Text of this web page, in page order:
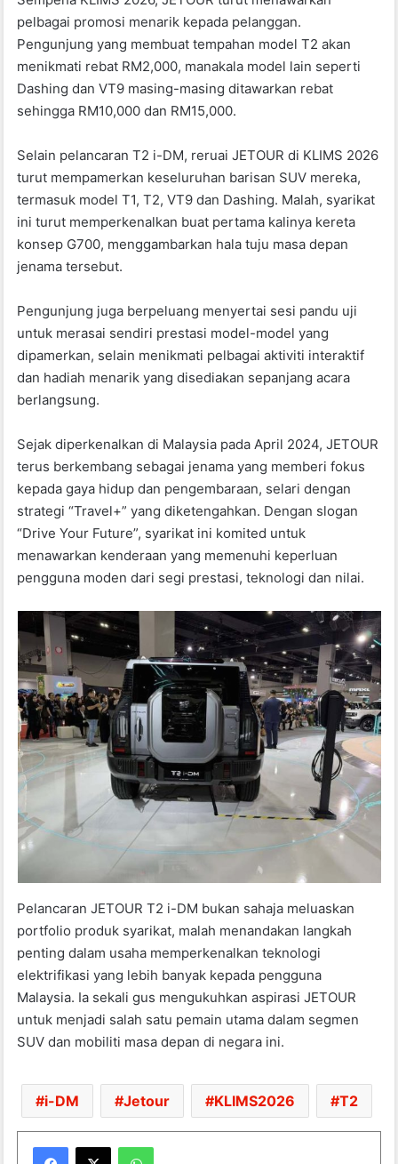
pelbagai promosi menarik kepada pelanggan.
Pengunjung yang membuat tempahan model T2 akan
menikmati rebat RM2,000, manakala model lain seperti
Dashing dan VT9 masing-masing ditawarkan rebat
sehingga RM10,000 dan RM15,000.
Selain pelancaran T2 i-DM, reruai JETOUR di KLIMS 2026
turut mempamerkan keseluruhan barisan SUV mereka,
termasuk model T1, T2, VT9 dan Dashing. Malah, syarikat
ini turut memperkenalkan buat pertama kalinya kereta
konsep G700, menggambarkan hala tuju masa depan
jenama tersebut.
Pengunjung juga berpeluang menyertai sesi pandu uji
untuk merasai sendiri prestasi model-model yang
dipamerkan, selain menikmati pelbagai aktiviti interaktif
dan hadiah menarik yang disediakan sepanjang acara
berlangsung.
Sejak diperkenalkan di Malaysia pada April 2024, JETOUR
terus berkembang sebagai jenama yang memberi fokus
kepada gaya hidup dan pengembaraan, selari dengan
strategi “Travel+” yang diketengahkan. Dengan slogan
“Drive Your Future”, syarikat ini komited untuk
menawarkan kenderaan yang memenuhi keperluan
pengguna moden dari segi prestasi, teknologi dan nilai.
Pelancaran JETOUR T2 i-DM bukan sahaja meluaskan
portfolio produk syarikat, malah menandakan langkah
penting dalam usaha memperkenalkan teknologi
elektrifikasi yang lebih banyak kepada pengguna
Malaysia. Ia sekali gus mengukuhkan aspirasi JETOUR
untuk menjadi salah satu pemain utama dalam segmen
SUV dan mobiliti masa depan di negara ini.
i-DM Jetour KLIMS2026 T2
WhatsApp